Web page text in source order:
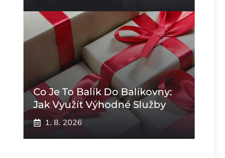
Co Je To Balík Do Balíkovny:
Jak Využít Výhodné Služby
1. 8. 2026